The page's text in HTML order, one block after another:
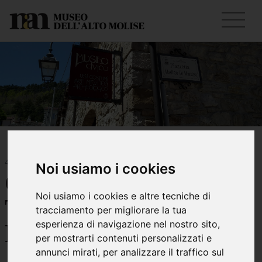
Noi usiamo i cookies
Noi usiamo i cookies e altre tecniche di
tracciamento per migliorare la tua
esperienza di navigazione nel nostro sito,
per mostrarti contenuti personalizzati e
annunci mirati, per analizzare il traffico sul
4 Agosto 2021
C’è la 32° Fiera del
Tartufo Nero di San
Pietro Avellana